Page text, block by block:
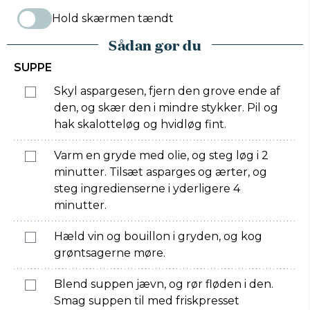
Hold skærmen tændt
Sådan gør du
SUPPE
Skyl aspargesen, fjern den grove ende af
den, og skær den i mindre stykker. Pil og
hak skalotteløg og hvidløg fint.
Varm en gryde med olie, og steg løg i 2
minutter. Tilsæt asparges og ærter, og
steg ingredienserne i yderligere 4
minutter.
Hæld vin og bouillon i gryden, og kog
grøntsagerne møre.
Blend suppen jævn, og rør fløden i den.
Smag suppen til med friskpresset